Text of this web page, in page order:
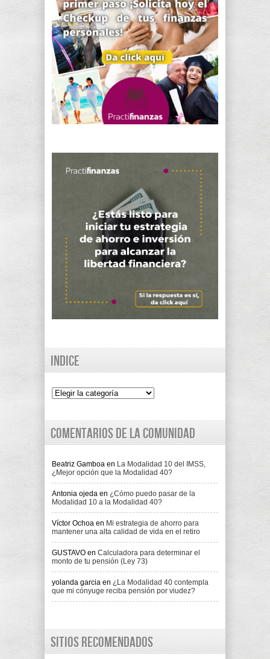
Indice
Indice
Comentarios de la comunidad
Beatriz Gamboa en La Modalidad 10 del IMSS,
¿Mejor opción que la Modalidad 40?
Antonia ojeda en ¿Cómo puedo pasar de la
Modalidad 10 a la Modalidad 40?
Víctor Ochoa en Mi estrategia de ahorro para
mantener una alta calidad de vida en el retiro
GUSTAVO en Calculadora para determinar el
monto de tu pensión (Ley 73)
yolanda garcia en ¿La Modalidad 40 contempla
que mi cónyuge reciba pensión por viudez?
Sitios recomendados